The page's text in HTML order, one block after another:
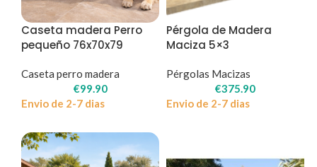
Caseta madera Perro
pequeño 76x70x79
Caseta perro madera
€99.90
Envio de 2-7 dias
Pérgola de Madera
Maciza 5×3
Pérgolas Macizas
€375.90
Envio de 2-7 dias